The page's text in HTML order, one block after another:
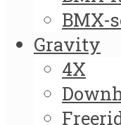
BMX-
Gravity
4X